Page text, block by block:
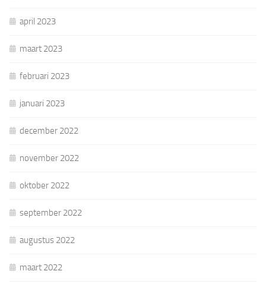
april 2023
maart 2023
februari 2023
januari 2023
december 2022
november 2022
oktober 2022
september 2022
augustus 2022
maart 2022